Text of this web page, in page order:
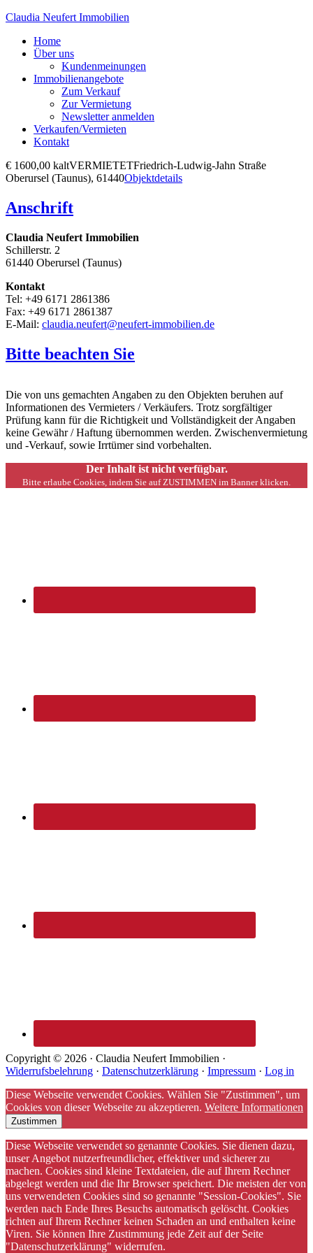
Claudia Neufert Immobilien
Home
Über uns
Kundenmeinungen
Immobilienangebote
Zum Verkauf
Zur Vermietung
Newsletter anmelden
Verkaufen/Vermieten
Kontakt
€ 1600,00 kaltVERMIETETFriedrich-Ludwig-Jahn Straße
Oberursel (Taunus), 61440Objektdetails
Anschrift
Claudia Neufert Immobilien
Schillerstr. 2
61440 Oberursel (Taunus)
Kontakt
Tel: +49 6171 2861386
Fax: +49 6171 2861387
E-Mail: claudia.neufert@neufert-immobilien.de
Bitte beachten Sie
Die von uns gemachten Angaben zu den Objekten beruhen auf
Informationen des Vermieters / Verkäufers. Trotz sorgfältiger
Prüfung kann für die Richtigkeit und Vollständigkeit der Angaben
keine Gewähr / Haftung übernommen werden. Zwischenvermietung
und -Verkauf, sowie Irrtümer sind vorbehalten.
Der Inhalt ist nicht verfügbar.
Bitte erlaube Cookies, indem Sie auf ZUSTIMMEN im Banner klicken.
Copyright © 2026 · Claudia Neufert Immobilien ·
Widerrufsbelehrung · Datenschutzerklärung · Impressum · Log in
Diese Webseite verwendet Cookies. Wählen Sie "Zustimmen", um
Cookies von dieser Webseite zu akzeptieren. Weitere Informationen
Zustimmen
Diese Webseite verwendet so genannte Cookies. Sie dienen dazu,
unser Angebot nutzerfreundlicher, effektiver und sicherer zu
machen. Cookies sind kleine Textdateien, die auf Ihrem Rechner
abgelegt werden und die Ihr Browser speichert. Die meisten der von
uns verwendeten Cookies sind so genannte "Session-Cookies". Sie
werden nach Ende Ihres Besuchs automatisch gelöscht. Cookies
richten auf Ihrem Rechner keinen Schaden an und enthalten keine
Viren. Sie können Ihre Zustimmung jede Zeit auf der Seite
"Datenschutzerklärung" widerrufen.